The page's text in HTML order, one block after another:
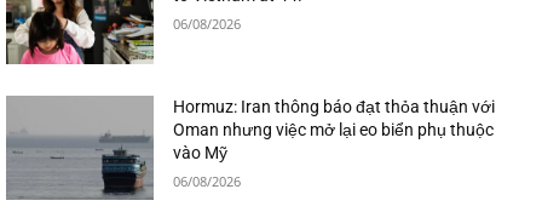
06/08/2026
Hormuz: Iran thông báo đạt thỏa thuận với
Oman nhưng việc mở lại eo biển phụ thuộc
vào Mỹ
06/08/2026